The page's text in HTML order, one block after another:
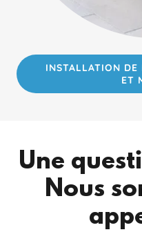
INSTALLATION DE
ET
Une
Nous